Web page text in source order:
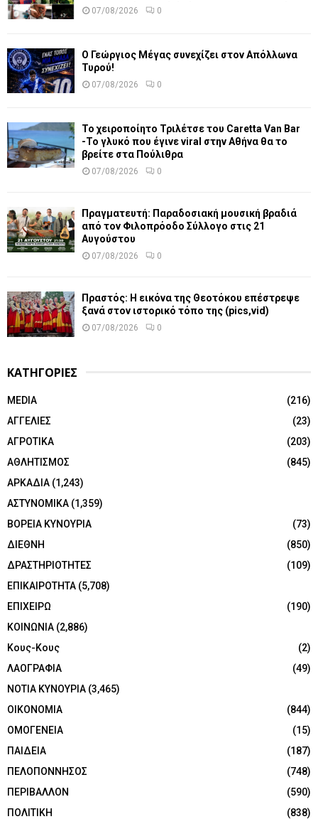
07/08/2026 0
Ο Γεώργιος Μέγας συνεχίζει στον Απόλλωνα
Τυρού!
07/08/2026 0
Το χειροποίητο Τριλέτσε του Caretta Van Bar
-Το γλυκό που έγινε viral στην Αθήνα θα το
βρείτε στα Πούλιθρα
07/08/2026 0
Πραγματευτή: Παραδοσιακή μουσική βραδιά
από τον Φιλοπρόοδο Σύλλογο στις 21
Αυγούστου
07/08/2026 0
Πραστός: Η εικόνα της Θεοτόκου επέστρεψε
ξανά στον ιστορικό τόπο της (pics,vid)
07/08/2026 0
ΚΑΤΗΓΟΡΙΕΣ
MEDIA
(216)
ΑΓΓΕΛΙΕΣ
(23)
ΑΓΡΟΤΙΚΑ
(203)
ΑΘΛΗΤΙΣΜΟΣ
(845)
ΑΡΚΑΔΙΑ (1,243)
ΑΣΤΥΝΟΜΙΚΑ (1,359)
ΒΟΡΕΙΑ ΚΥΝΟΥΡΙΑ
(73)
ΔΙΕΘΝΗ
(850)
ΔΡΑΣΤΗΡΙΟΤΗΤΕΣ
(109)
ΕΠΙΚΑΙΡΟΤΗΤΑ (5,708)
ΕΠΙΧΕΙΡΩ
(190)
ΚΟΙΝΩΝΙΑ (2,886)
Κους-Κους
(2)
ΛΑΟΓΡΑΦΙΑ
(49)
ΝΟΤΙΑ ΚΥΝΟΥΡΙΑ (3,465)
ΟΙΚΟΝΟΜΙΑ
(844)
ΟΜΟΓΕΝΕΙΑ
(15)
ΠΑΙΔΕΙΑ
(187)
ΠΕΛΟΠΟΝΝΗΣΟΣ
(748)
ΠΕΡΙΒΑΛΛΟΝ
(590)
ΠΟΛΙΤΙΚΗ
(838)